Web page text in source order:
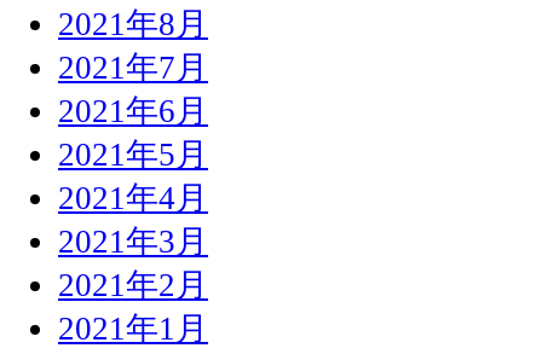
2021年8月
2021年7月
2021年6月
2021年5月
2021年4月
2021年3月
2021年2月
2021年1月